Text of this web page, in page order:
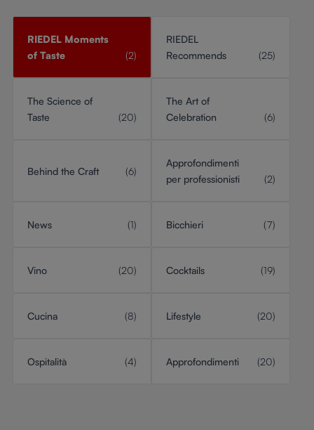
RIEDEL Moments
of Taste
(2)
RIEDEL
Recommends
(25)
The Science of
Taste
(20)
The Art of
Celebration
(6)
Behind the Craft (6)
Approfondimenti
per professionisti
(2)
News (1) Bicchieri (7)
Vino (20) Cocktails (19)
Cucina (8) Lifestyle (20)
Ospitalità (4) Approfondimenti (20)